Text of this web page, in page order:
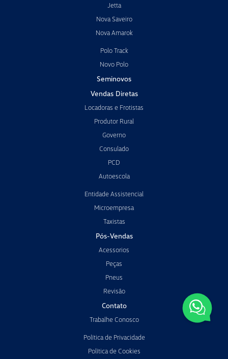
Jetta
Nova Saveiro
Nova Amarok
Polo Track
Novo Polo
Seminovos
Vendas Diretas
Locadoras e Frotistas
Produtor Rural
Governo
Consulado
PCD
Autoescola
Entidade Assistencial
Microempresa
Taxistas
Pós-Vendas
Acessorios
Peças
Pneus
Revisão
Contato
Trabalhe Conosco
Política de Privacidade
Política de Cookies